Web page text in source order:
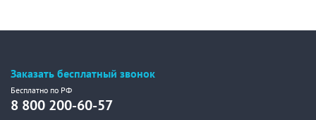
Заказать бесплатный звонок
Бесплатно по РФ
8 800 200-60-57